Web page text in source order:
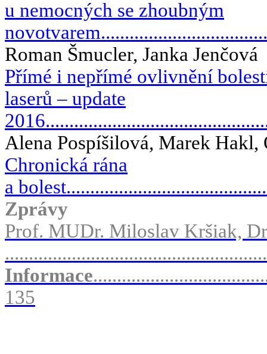
u nemocných se zhoubným
Roman Šmucler, Janka Jenčová
Přímé i nepřímé ovlivnění
laserů – update
Alena Pospíšilová, Marek Hakl,
Chronická rána
a
Zprávy
Prof. MUDr. Miloslav Kršiak,
Informace
135